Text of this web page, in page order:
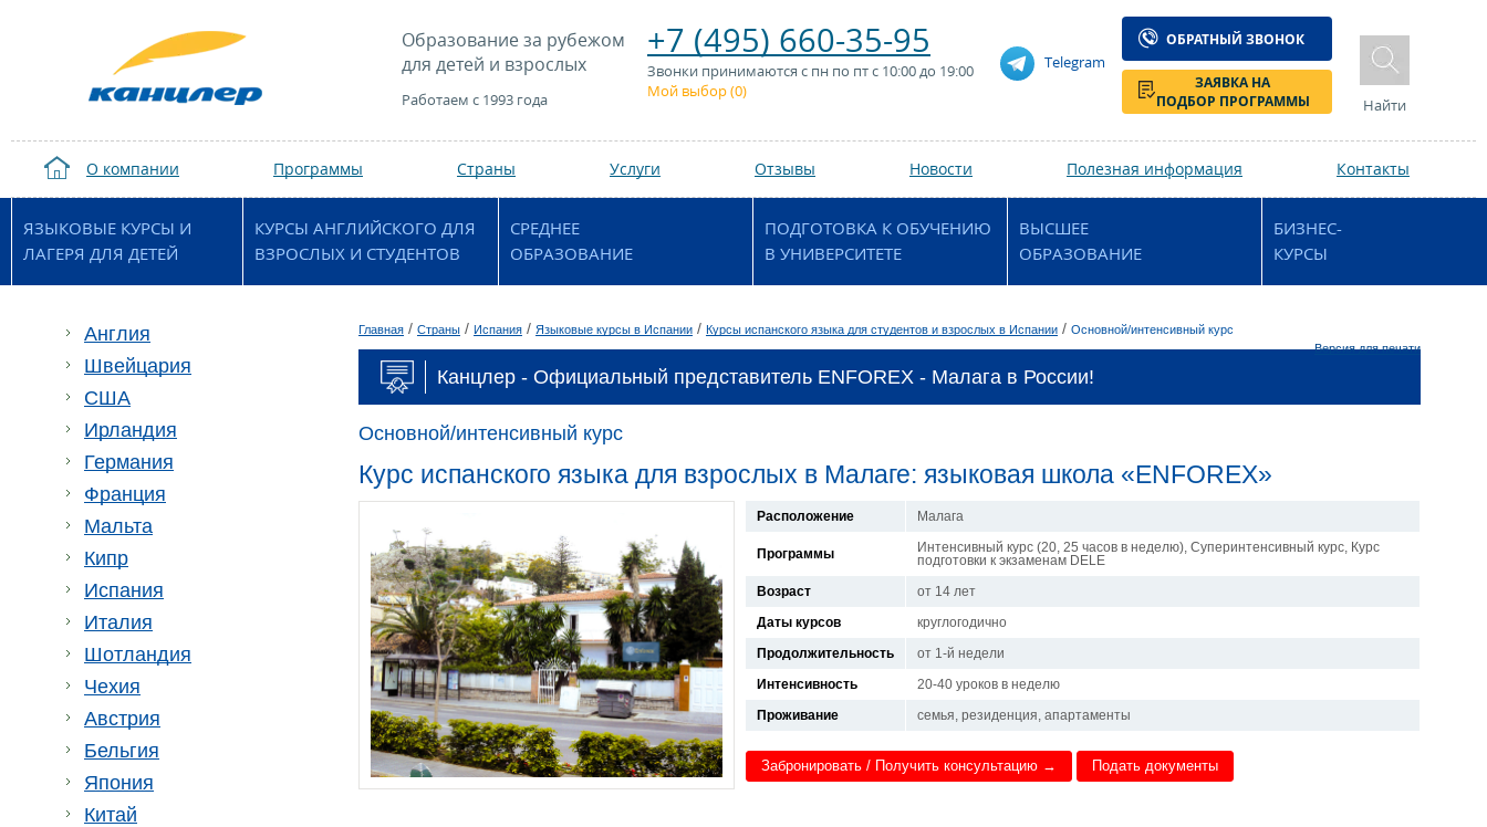
Образование за рубежом
для детей и взрослых
Работаем с 1993 года
+7 (495) 660-35-95
Звонки принимаются с пн по пт с 10:00 до 19:00
Мой выбор (0)
Telegram
ОБРАТНЫЙ ЗВОНОК
ЗАЯВКА НА
ПОДБОР ПРОГРАММЫ
Найти
О компании Программы Страны Услуги Отзывы Новости Полезная информация Контакты
ЯЗЫКОВЫЕ КУРСЫ И
ЛАГЕРЯ ДЛЯ ДЕТЕЙ
КУРСЫ АНГЛИЙСКОГО ДЛЯ
ВЗРОСЛЫХ И СТУДЕНТОВ
СРЕДНЕЕ
ОБРАЗОВАНИЕ
ПОДГОТОВКА К ОБУЧЕНИЮ
В УНИВЕРСИТЕТЕ
ВЫСШЕЕ
ОБРАЗОВАНИЕ
БИЗНЕС-
КУРСЫ
Англия
Швейцария
США
Ирландия
Германия
Франция
Мальта
Кипр
Испания
Италия
Шотландия
Чехия
Австрия
Бельгия
Япония
Китай
Главная / Страны / Испания / Языковые курсы в Испании / Курсы испанского языка для студентов и взрослых в Испании / Основной/интенсивный курс
Версия для печати
Канцлер - Официальный представитель ENFOREX - Малага в России!
Основной/интенсивный курс
Курс испанского языка для взрослых в Малаге: языковая школа «ENFOREX»
Расположение Малага
Программы
Интенсивный курс (20, 25 часов в неделю), Суперинтенсивный курс, Курс
подготовки к экзаменам DELE
Возраст
от 14 лет
Даты курсов
круглогодично
Продолжительность
от 1-й недели
Интенсивность
20-40 уроков в неделю
Проживание
семья, резиденция, апартаменты
Забронировать / Получить консультацию → Подать документы